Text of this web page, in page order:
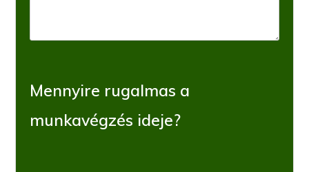
Mennyire rugalmas a
munkavégzés ideje?